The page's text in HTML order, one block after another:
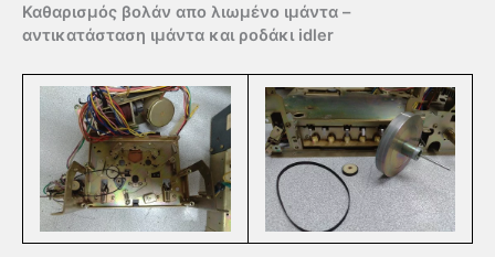
Καθαρισμός βολάν απο λιωμένο ιμάντα –
αντικατάσταση ιμάντα και ροδάκι idler